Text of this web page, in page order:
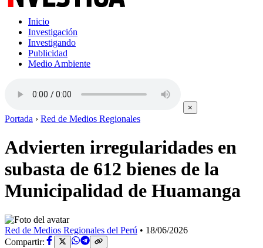
Inicio
Investigación
Investigando
Publicidad
Medio Ambiente
×
Portada › Red de Medios Regionales
Advierten irregularidades en
subasta de 612 bienes de la
Municipalidad de Huamanga
Red de Medios Regionales del Perú • 18/06/2026
Compartir: